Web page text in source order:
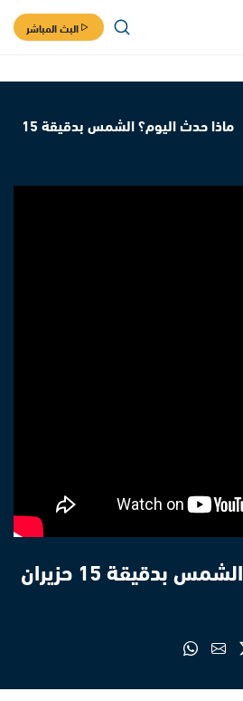
البث المباشر
ماذا حدث اليوم؟ الشمس بدقيقة 15
بدقيقة 15 حزيران